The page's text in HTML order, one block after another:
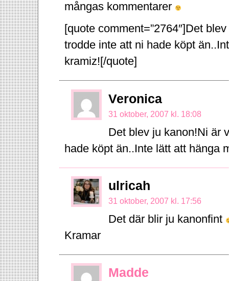
mångas kommentarer
[quote comment=”2764″]Det
trodde inte att ni hade köpt
kramiz![/quote]
Veronica
31 oktober, 2007 kl. 18:08
Det blev ju kanon!Ni är
hade köpt än..Inte lätt att hänga
ulricah
31 oktober, 2007 kl. 17:56
Det där blir ju kanonfint
Kramar
Madde